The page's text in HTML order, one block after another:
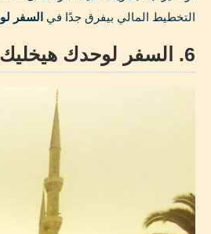
التخطيط المالي بيفرق جدًا في
السفر
6. السفر لوحدك هيخليك مسافر محترف